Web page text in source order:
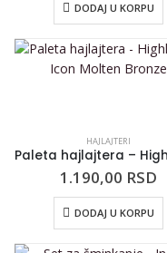
DODAJ U KORPU
HAJLAJTERI
1.190,00 RSD
DODAJ U KORPU